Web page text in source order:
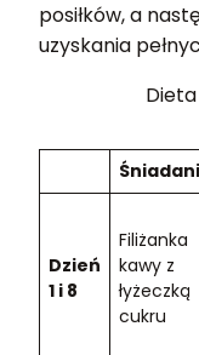
posiłków, a
uzyskania
Dzień
1 i 8
Filiżanka
kawy z
łyżeczką
cukru